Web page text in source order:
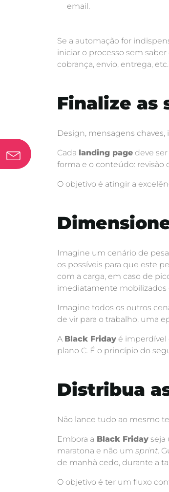
email.
Se a automação for
iniciar o processo sem
cobrança, envio, entrega,
Finalize as
Design, mensagens
Cada landing page deve
forma e o conteúdo:
O objetivo é atingir a
Imagine um cenário de
os possíveis para que este
com a carga, em caso de
imediatamente mobilizados
Imagine todos os outros
de vir para o trabalho, uma
A Black Friday é imperdível
plano C. É o princípio do
Distribua
Não lance tudo ao mesmo
Embora a Black Friday seja
maratona e não um sprint.
de manhã cedo, durante a
O objetivo é ter um fluxo